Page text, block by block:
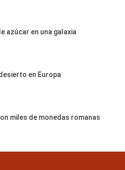
azúcar en una galaxia
en Europa
miles de monedas romanas